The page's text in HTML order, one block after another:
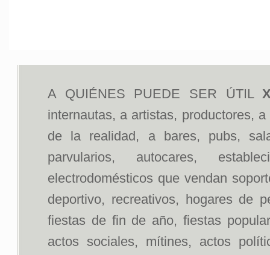
A QUIÉNES PUEDE SER ÚTIL
internautas, a artistas, productores,
de la realidad, a bares, pubs,
parvularios, autocares,
electrodomésticos que vendan
deportivo, recreativos, hogares de
fiestas de fin de año, fiestas
actos sociales, mítines, actos